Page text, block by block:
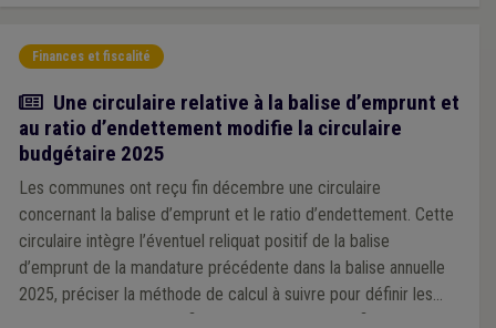
Finances et fiscalité
Actualité
Une circulaire relative à la balise d’emprunt et
au ratio d’endettement modifie la circulaire
budgétaire 2025
Les communes ont reçu fin décembre une circulaire
concernant la balise d’emprunt et le ratio d’endettement. Cette
circulaire intègre l’éventuel reliquat positif de la balise
d’emprunt de la mandature précédente dans la balise annuelle
2025, préciser la méthode de calcul à suivre pour définir les
ratios d’endettement et fixe le ratio des charges financières à